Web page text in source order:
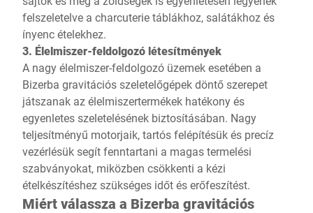
felszeletelve a charcuterie táblákhoz, salátákhoz és
ínyenc ételekhez.
3. Élelmiszer-feldolgozó létesítmények
A nagy élelmiszer-feldolgozó üzemek esetében a
Bizerba gravitációs szeletelőgépek döntő szerepet
játszanak az élelmiszertermékek hatékony és
egyenletes szeletelésének biztosításában. Nagy
teljesítményű motorjaik, tartós felépítésük és precíz
vezérlésük segít fenntartani a magas termelési
szabványokat, miközben csökkenti a kézi
ételkészítéshez szükséges időt és erőfeszítést.
Miért válassza a Bizerba gravitációs